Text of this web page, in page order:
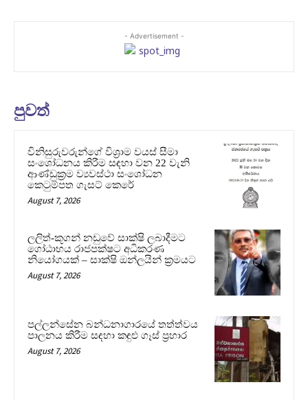
- Advertisement -
පුවත්
විනිසුරුවරුන්ගේ විශ්‍රාම වයස් සීමා
සංශෝධනය කිරීම සඳහා වන 22 වැනි
ආණ්ඩුක්‍රම ව්‍යවස්ථා සංශෝධන
කෙටුම්පත ගැසට් කෙරේ
August 7, 2026
ලලිත්-කූගන් නඩුවේ සාක්ෂි ලබාදීමට
ගෝඨාභය රාජපක්ෂට අධිකරණ
නියෝගයක් – සාක්ෂි ඔන්ලයින් ක්‍රමයට
August 7, 2026
පල්ලන්සේන බන්ධනාගාරයේ තත්ත්වය
පාලනය කිරීම සඳහා කඳුළු ගෑස් ප්‍රහාර
August 7, 2026